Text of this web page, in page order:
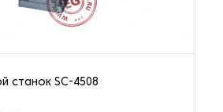
станок SC-4508